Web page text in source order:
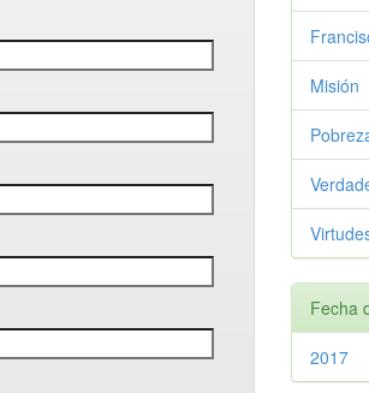
Misión
Fecha
2017